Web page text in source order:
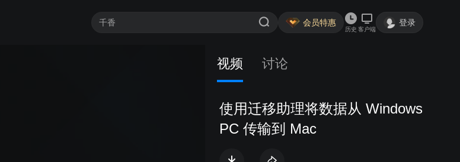
会员特惠
历史 客户端
登录
视频 讨论
使用迁移助理将数据从 Windows
PC 传输到 Mac